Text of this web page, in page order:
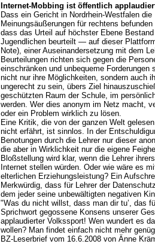
Internet-Mobbing ist öffentlich
Dass ein Gericht in Nordrhein-Westfalen
Meinungsäußerungen für rechtens
dass das Urteil auf höchster Ebene
Jugendlichen beurteilt — auf dieser
Note), einer Auseinandersetzung mit dem
Beurteilungen richten sich gegen die
einschränken und unbequeme
nicht nur ihre Möglichkeiten, sondern auch
ungerecht zu sein, übers Ziel
geschützten Raum der Schule, im
werden. Wer dies anonym im Netz macht,
oder ein Problem wirklich zu lösen.
Eine Kritik, die von der ganzen Welt
nicht erfährt, ist sinnlos. In der
Benotungen durch die Lehrer nur dieser
die aber in Wirklichkeit nur die eigene
Bloßstellung wird klar, wenn die Lehrer
Internet stellen würden. Oder wie wäre es
elterlichen Erziehungsleistung? Ein
Merkwürdig, dass für Lehrer der
dem jeder seine unbewältigten negativen
"Was du nicht willst, dass man dir tu’, das
Sprichwort gegossene Konsens unserer
applaudierter Volkssport! Wen wundert es
wollen? Man findet einfach nicht mehr
BZ-Leserbrief vom 16.6.2008 von Änne